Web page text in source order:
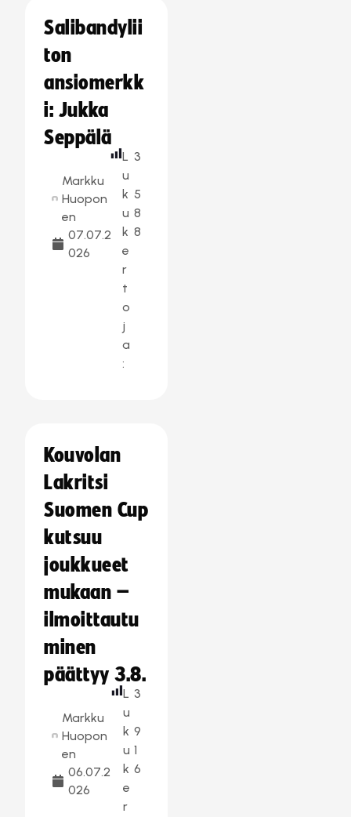
Salibandylii
ton
ansiomerkk
i: Jukka
Seppälä
Markku
Huopon
en
07.07.2
026
L
u
k
u
k
e
r
t
o
j
a
:
3
5
8
8
Kouvolan
Lakritsi
Suomen Cup
kutsuu
joukkueet
mukaan –
ilmoittautu
minen
päättyy 3.8.
Markku
Huopon
en
06.07.2
026
L
u
k
u
k
e
r
3
9
1
6